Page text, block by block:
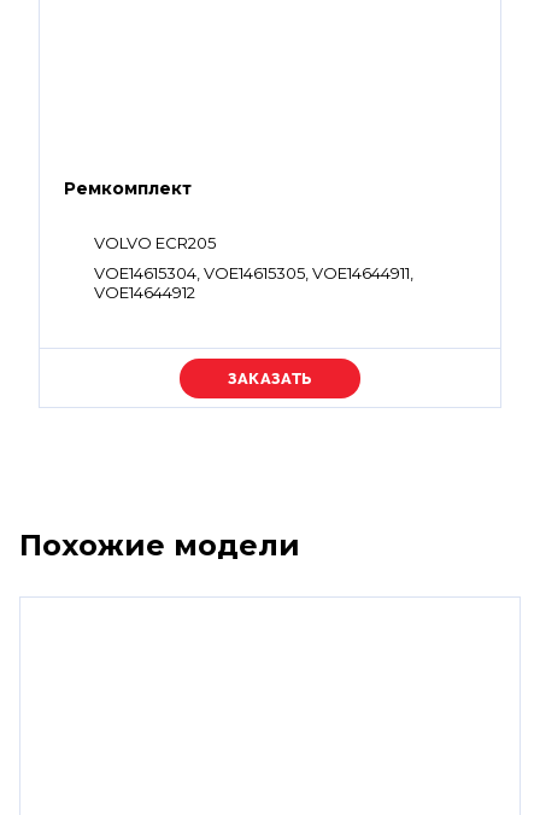
Ремкомплект
VOLVO ECR205
VOE14615304, VOE14615305, VOE14644911,
VOE14644912
Уточняйте цену
Похожие модели